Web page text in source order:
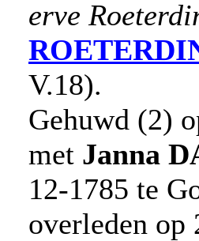
erve
V.18).
Gehuwd (2)
met Janna
12-1785 te
overleden op